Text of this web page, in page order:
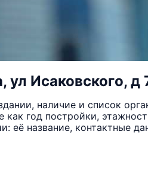
Исаковского, д
наличие и список
год постройки,
её название, контактные